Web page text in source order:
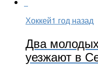
Хоккей1 год назад
Два
уезжают в